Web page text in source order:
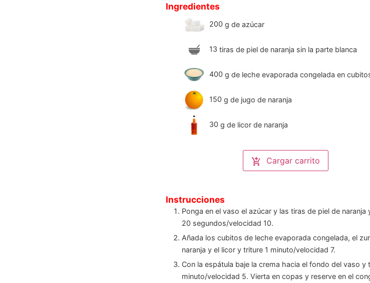
Ingredientes
200 g de azúcar
13 tiras de piel de naranja sin la parte blanca
400 g de leche evaporada congelada en
150 g de jugo de naranja
30 g de licor de naranja
Cargar carrito
Instrucciones
Ponga en el vaso el azúcar y las tiras de piel de naranja
20 segundos/velocidad 10.
Añada los cubitos de leche evaporada congelada, el
naranja y el licor y triture 1 minuto/velocidad 7.
Con la espátula baje la crema hacia el fondo del vaso y
minuto/velocidad 5. Vierta en copas y reserve en el